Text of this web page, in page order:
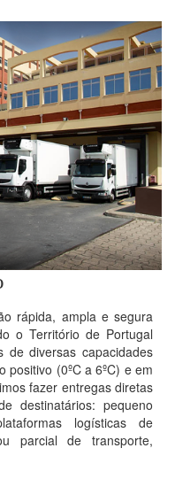
rápida, ampla e segura
o Território de Portugal
diversas capacidades
(0ºC a 6ºC) e em
fazer entregas diretas
destinatários: pequeno
logísticas de
parcial de transporte,